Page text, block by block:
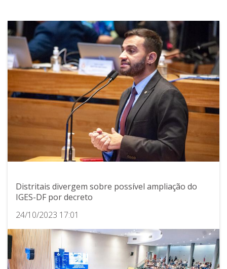
Distritais divergem sobre possível ampliação do
IGES-DF por decreto
24/10/2023 17:01